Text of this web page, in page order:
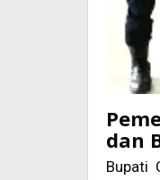
dan
Bupati